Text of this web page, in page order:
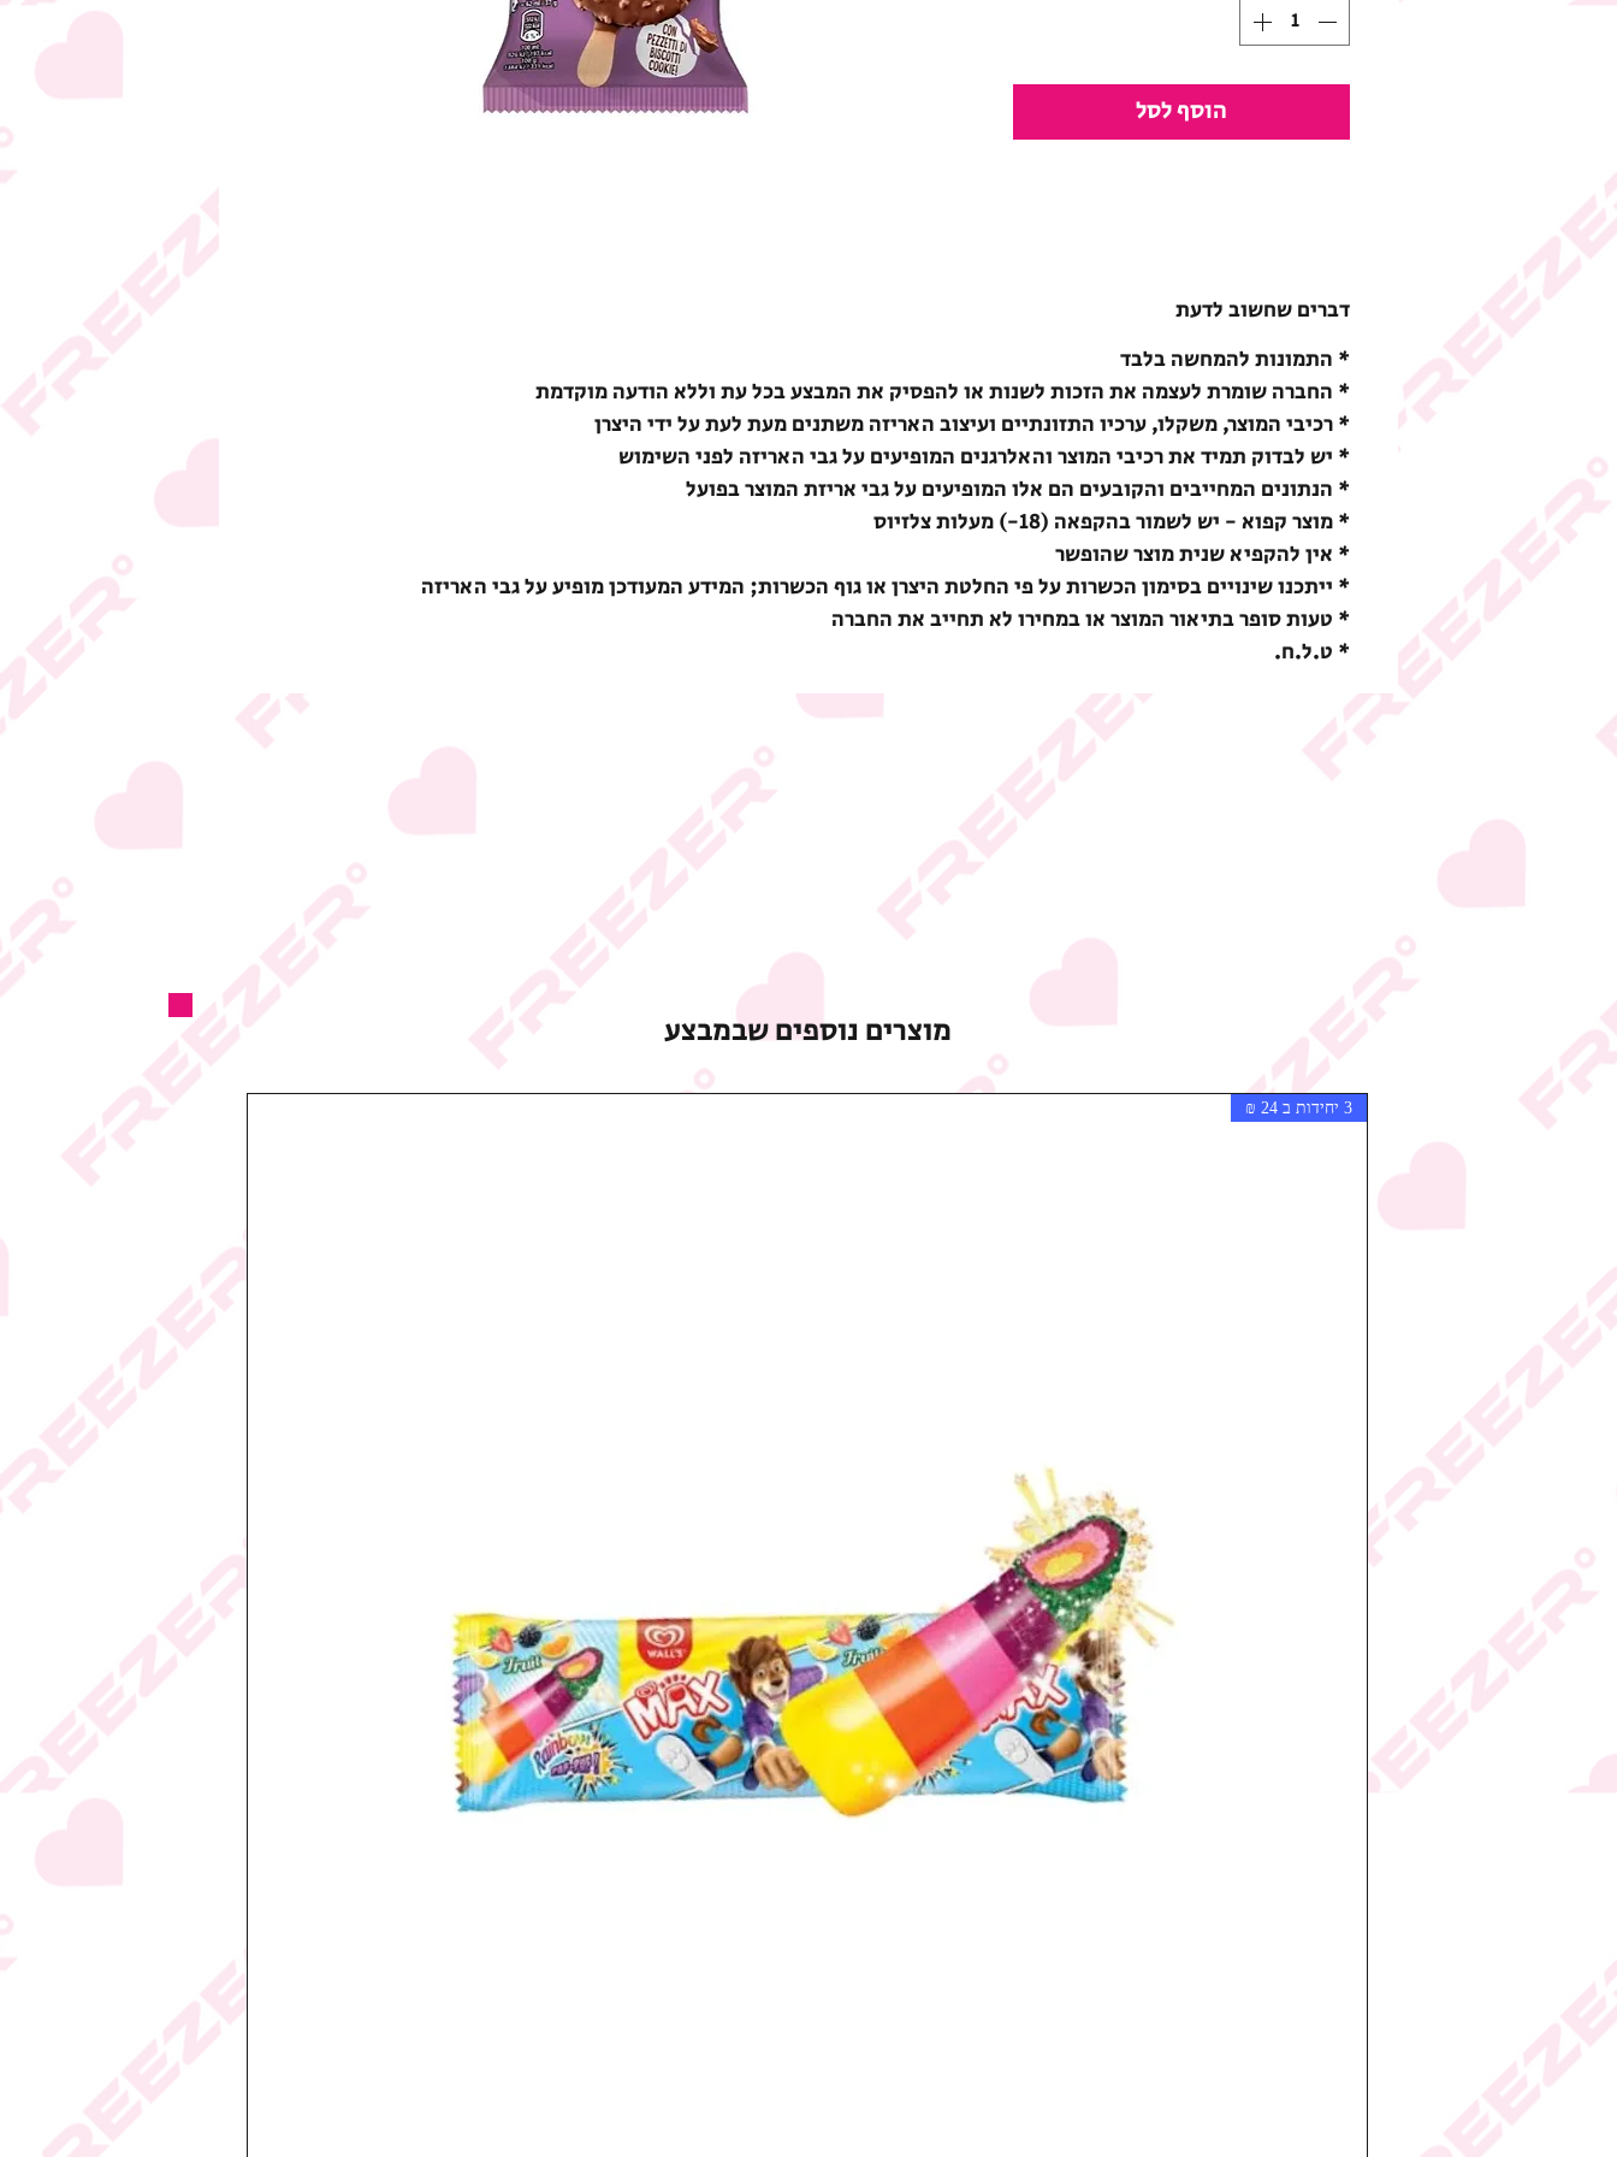
הוסף לסל
דברים שחשוב לדעת
* התמונות להמחשה בלבד
* החברה שומרת לעצמה את הזכות לשנות או להפסיק את המבצע בכל עת וללא הודעה מוקדמת
* רכיבי המוצר, משקלו, ערכיו התזונתיים ועיצוב האריזה משתנים מעת לעת על ידי היצרן
* יש לבדוק תמיד את רכיבי המוצר והאלרגנים המופיעים על גבי האריזה לפני השימוש
* הנתונים המחייבים והקובעים הם אלו המופיעים על גבי אריזת המוצר בפועל
* מוצר קפוא - יש לשמור בהקפאה (18-) מעלות צלזיוס
* אין להקפיא שנית מוצר שהופשר
* ייתכנו שינויים בסימון הכשרות על פי החלטת היצרן או גוף הכשרות; המידע המעודכן מופיע על גבי האריזה
* טעות סופר בתיאור המוצר או במחירו לא תחייב את החברה
* ט.ל.ח.
מוצרים נוספים שבמבצע
3 יחידות ב 24 ₪